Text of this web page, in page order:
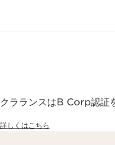
クラランスはB Corp認証
詳しくはこちら